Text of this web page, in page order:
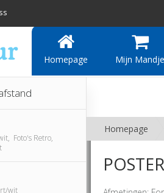
Homepage Mijn Mandje
Foto's Retro,
wit
Homepage